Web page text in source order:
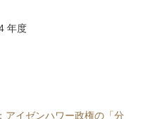
年度
アイゼンハワー政権の「分